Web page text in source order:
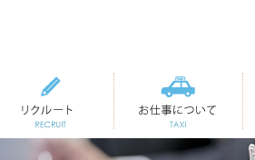
リクルート お仕事について